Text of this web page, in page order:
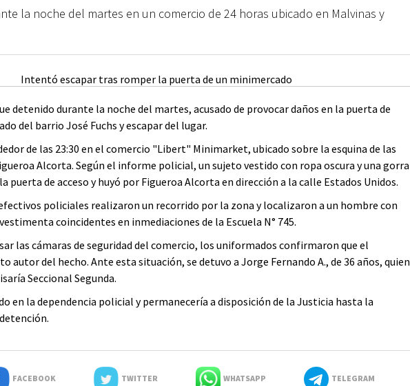
la noche del martes en un comercio de 24 horas ubicado en Malvinas y
detenido durante la noche del martes, acusado de provocar daños en la puerta de
del barrio José Fuchs y escapar del lugar.
de las 23:30 en el comercio "Libert" Minimarket, ubicado sobre la esquina de las
Alcorta. Según el informe policial, un sujeto vestido con ropa oscura y una gorra
puerta de acceso y huyó por Figueroa Alcorta en dirección a la calle Estados Unidos.
policiales realizaron un recorrido por la zona y localizaron a un hombre con
coincidentes en inmediaciones de la Escuela N° 745.
las cámaras de seguridad del comercio, los uniformados confirmaron que el
autor del hecho. Ante esta situación, se detuvo a Jorge Fernando A., de 36 años, quien
Seccional Segunda.
en la dependencia policial y permanecería a disposición de la Justicia hasta la
FACEBOOK TWITTER WHATSAPP TELEGRAM